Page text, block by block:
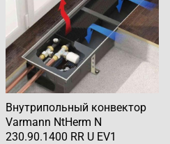
Внутрипольный конвектор
Varmann NtHerm N
230.90.1400 RR U EV1